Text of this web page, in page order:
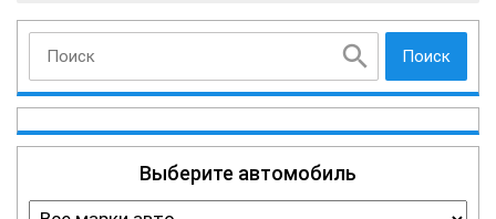
Поиск
Выберите автомобиль